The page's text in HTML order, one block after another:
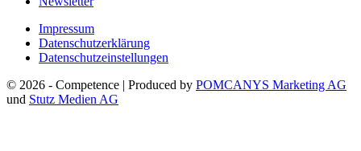
Impressum
Datenschutzerklärung
Datenschutzeinstellungen
© 2026 - Competence | Produced by POMCANYS Marketing AG
und Stutz Medien AG